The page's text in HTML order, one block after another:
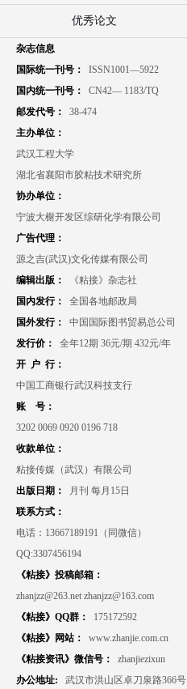
优秀论文
杂志信息
国际统一刊号：
ISSN1001—5922
国内统一刊号：
CN42— 1183/TQ
邮发代号：
38-474
主办单位：
武汉工程大学
湖北省襄阳市胶粘技术研究所
协办单位：
宁波大榭开发区综研化学有限公司
广告代理：
源之吉(武汉)文化传媒有限公司
编辑出版：
《粘接》杂志社
国内发行：
全国各地邮政局
国外发行：
中国国际图书贸易总公司
发行价：
全年12期 36元/期 432元/年
开 户 行：
中国工商银行武汉科技支行
账 号：
3202 0069 0920 0196 718
收款单位：
粘接传媒（武汉）有限公司
出版日期：
月刊 每月15日
联系方式：
电话：13667189191（同微信）
QQ:3307456194
《粘接》投稿邮箱：
zhanjzz@263.net zhanjzz@163.com
《粘接》QQ群：
175172592
《粘接》网站：
www.zhanjie.com.cn
《粘接资讯》微信号：
zhanjiezixun
办公地址:
武汉市洪山区卓刀泉路366号